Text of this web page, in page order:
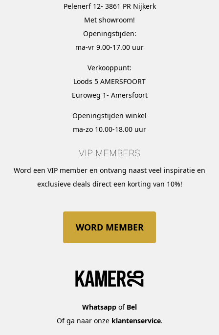
Pelenerf 12- 3861 PR Nijkerk
Met showroom!
Openingstijden:
ma-vr 9.00-17.00 uur
Verkooppunt:
Loods 5 AMERSFOORT
Euroweg 1- Amersfoort
Openingstijden winkel
ma-zo 10.00-18.00 uur
VIP MEMBERS
Word een VIP member en ontvang naast veel inspiratie en
exclusieve deals direct een korting van 10%!
WORD MEMBER
Whatsapp of Bel
Of ga naar onze klantenservice.